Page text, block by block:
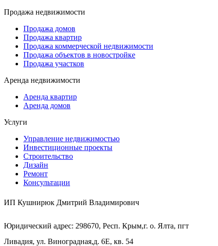
Продажа недвижимости
Продажа домов
Продажа квартир
Продажа коммерческой недвижимости
Продажа объектов в новостройке
Продажа участков
Аренда недвижимости
Аренда квартир
Аренда домов
Услуги
Управление недвижимостью
Инвестиционные проекты
Строительство
Дизайн
Ремонт
Консультации
ИП Кушнирюк Дмитрий Владимирович
Юридический адрес: 298670, Респ. Крым,г. о. Ялта, пгт
Ливадия, ул. Виноградная,д. 6Е, кв. 54